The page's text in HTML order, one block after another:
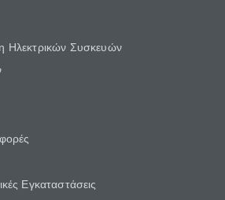
Ηλεκτρικών Συσκευών
Εγκαταστάσεις